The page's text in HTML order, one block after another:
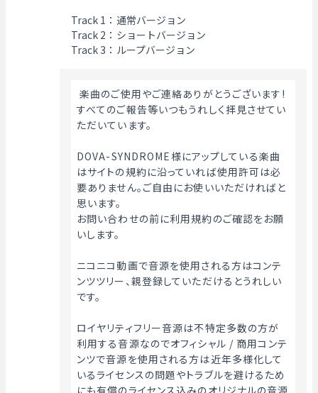
Track 1：通常バージョン
Track 2：ショートバージョン
Track 3：ループバージョン
楽曲のご使用やご連絡ありがとうございます!
すべてのご報告等いつもうれしく拝見させてい
ただいています。
DOVA-SYNDROME様にアップしている楽曲
はサイトの規約に沿っていれば使用許可は必
要ありません。ご自由にお使いいただければと
思います。
お問い合わせの前に利用規約のご確認をお願
いします。
ニコニコ動画で音源を使用される方はコンテ
ンツツリー、親登録していただけるとうれしい
です。
ロイヤリティフリー音源は不特定多数の方が
利用する音源なのでオフィシャル / 商用コンテ
ンツで音源を使用される方は近年多様化して
いるライセンスの問題やトラブルを避けるため
にも有償のライセンス込みのオリジナルの音源